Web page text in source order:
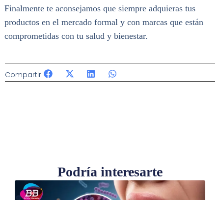
Finalmente te aconsejamos que siempre adquieras tus
productos en el mercado formal y con marcas que están
comprometidas con tu salud y bienestar.
Compartir:
Podría interesarte